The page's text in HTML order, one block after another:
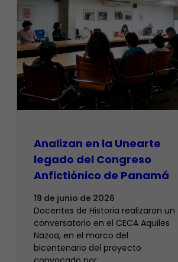
Analizan en la Unearte
legado del Congreso
Anfictiónico de Panamá
19 de junio de 2026
Docentes de Historia realizaron un
conversatorio en el CECA Aquiles
Nazoa, en el marco del
bicentenario del proyecto